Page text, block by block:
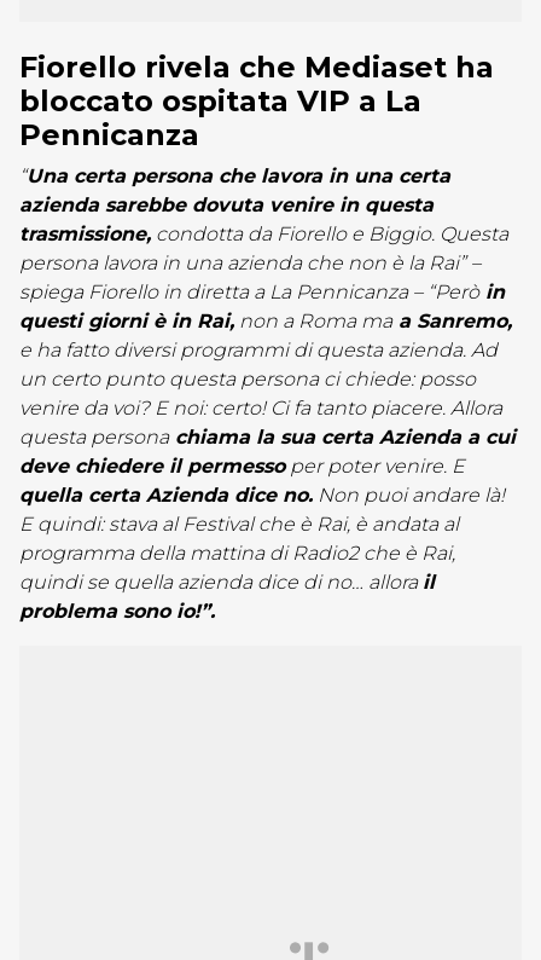
Fiorello rivela che Mediaset ha
bloccato ospitata VIP a La
Pennicanza
“Una certa persona che lavora in una certa
azienda sarebbe dovuta venire in questa
trasmissione, condotta da Fiorello e Biggio. Questa
persona lavora in una azienda che non è la Rai” –
spiega Fiorello in diretta a La Pennicanza – “Peròin
questi giorni è in Rai, non a Roma maa Sanremo,
e ha fatto diversi programmi di questa azienda. Ad
un certo punto questa persona ci chiede: posso
venire da voi? E noi: certo! Ci fa tanto piacere. Allora
questa personachiama la sua certa Azienda a cui
deve chiedere il permessoper poter venire. E
quella certa Azienda dice no. Non puoi andare là!
E quindi: stava al Festival che è Rai, è andata al
programma della mattina di Radio2 che è Rai,
quindi se quella azienda dice di no… allora il
problema sono io!”.